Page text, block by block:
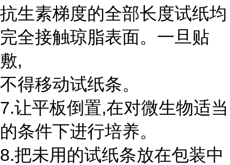
抗生素梯度的全部长度试纸均
完全接触琼脂表面。一旦贴
敷,
不得移动试纸条。
7.让平板倒置,在对微生物适当
的条件下进行培养。
8.把未用的试纸条放在包装中